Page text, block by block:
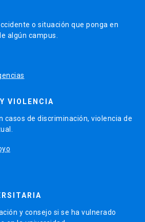
o situación que ponga en
algún campus.
VIOLENCIA
casos de discriminación, violencia de
y consejo si se ha vulnerado